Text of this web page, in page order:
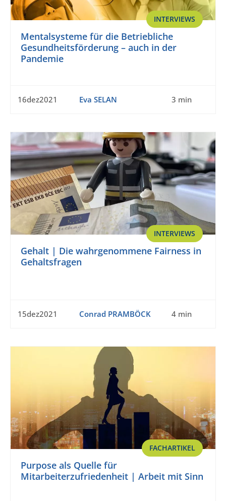
INTERVIEWS
Mentalsysteme für die Betriebliche
Gesundheitsförderung – auch in der
Pandemie
16dez2021 Eva SELAN 3 min
INTERVIEWS
Gehalt | Die wahrgenommene Fairness in
Gehaltsfragen
15dez2021 Conrad PRAMBÖCK 4 min
FACHARTIKEL
Purpose als Quelle für
Mitarbeiterzufriedenheit | Arbeit mit Sinn